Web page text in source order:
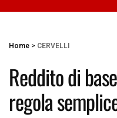
Home > CERVELLI
Reddito di
regola